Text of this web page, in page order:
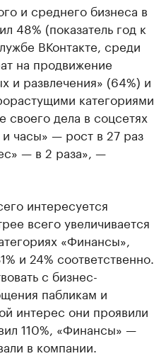
и среднего бизнеса в
48% (показатель год к
ВКонтакте, среди
на продвижение
и развлечения» (64%) и
категориями
дела в соцсетях
часы» — рост в 27 раз
— в 2 раза», —
интересуется
всего увеличивается
«Финансы»,
и 24% соответственно.
с бизнес-
пабликам и
интерес они проявили
110%, «Финансы» —
в компании.